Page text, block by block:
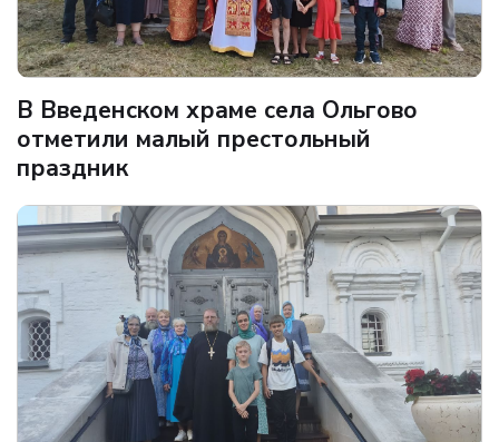
В Введенском храме села Ольгово
отметили малый престольный
праздник